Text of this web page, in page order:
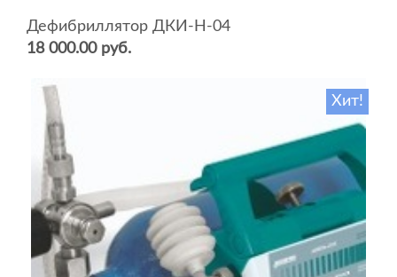
Дефибриллятор ДКИ-Н-04
18 000.00 руб.
Хит!